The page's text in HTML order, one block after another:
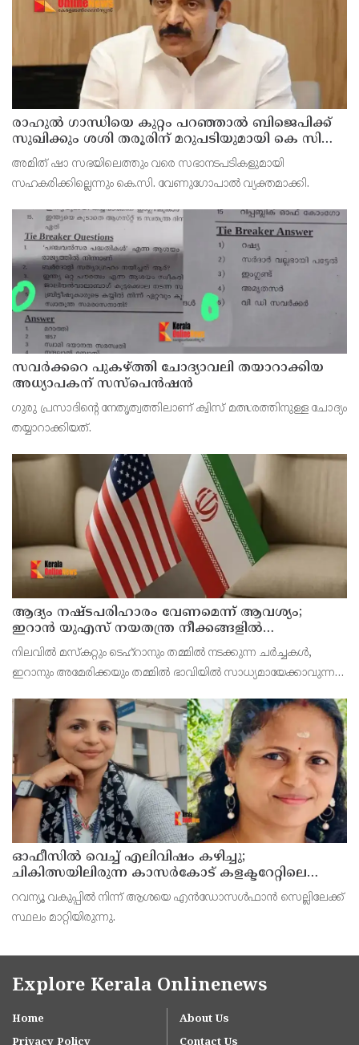
രാഹുല്‍ ഗാന്ധിയെ കുറ്റം പറഞ്ഞാല്‍ ബിജെപിക്ക്
സുഖിക്കും ശശി തരൂരിന് മറുപടിയുമായി കെ സി
വേണുഗോപാല്‍
അമിത് ഷാ സഭയിലെത്തും വരെ സഭാനടപടികളുമായി
സഹകരിക്കില്ലെന്നും കെ.സി. വേണുഗോപാല്‍ വ്യക്തമാക്കി.
സവര്‍ക്കറെ പുകഴ്ത്തി ചോദ്യാവലി തയാറാക്കിയ
അധ്യാപകന് സസ്‌പെന്‍ഷന്‍
ഗുരു പ്രസാദിന്റെ നേതൃത്വത്തിലാണ് ക്വിസ് മത്സരത്തിനുള്ള ചോദ്യം
തയ്യാറാക്കിയത്.
ആദ്യം നഷ്ടപരിഹാരം വേണമെന്ന് ആവശ്യം;
ഇറാന്‍ യുഎസ് നയതന്ത്ര നീക്കങ്ങളില്‍
അനിശ്ചിതത്വം
നിലവില്‍ മസ്‌കറ്റും ടെഹ്റാനും തമ്മില്‍ നടക്കുന്ന ചര്‍ച്ചകള്‍,
ഇറാനും അമേരിക്കയും തമ്മില്‍ ഭാവിയില്‍ സാധ്യമായേക്കാവുന്ന
കാണുന്നത്.
ഓഫീസില്‍ വെച്ച് എലിവിഷം കഴിച്ചു;
ചികിത്സയിലിരുന്ന കാസര്‍കോട് കളക്ടറേറ്റിലെ
സീനിയര്‍ ക്ലര്‍ക്ക് മരിച്ചു
റവന്യൂ വകുപ്പില്‍ നിന്ന് ആശയെ എന്‍ഡോസള്‍ഫാന്‍ സെല്ലിലേക്ക്
സ്ഥലം മാറ്റിയിരുന്നു.
Explore Kerala Onlinenews
Home
About Us